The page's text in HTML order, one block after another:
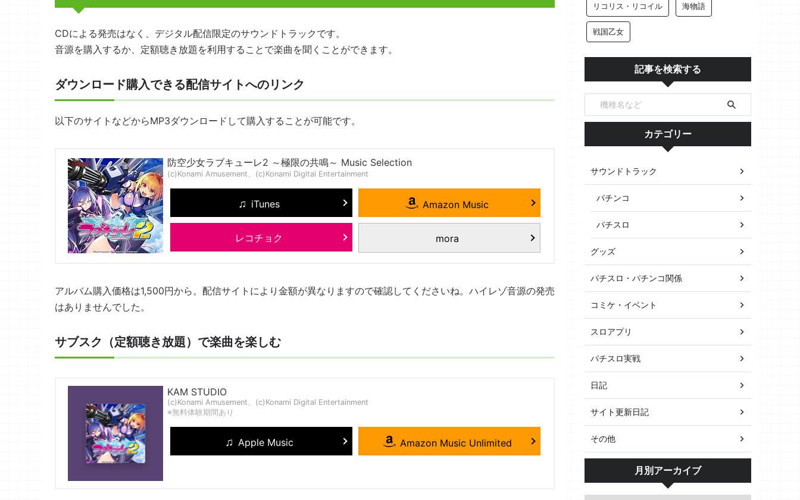
CDによる発売はなく、デジタル配信限定のサウンドトラックです。
音源を購入するか、定額聴き放題を利用することで楽曲を聞くことができます。
ダウンロード購入できる配信サイトへのリンク
以下のサイトなどからMP3ダウンロードして購入することが可能です。
防空少女ラブキューレ2 ～極限の共鳴～ Music Selection
(c)Konami Amusement、(c)Konami Digital Entertainment
iTunes Amazon Music
レコチョク mora
アルバム購入価格は1,500円から。配信サイトにより金額が異なりますので確認してくださいね。ハイレゾ音源の発売
はありませんでした。
サブスク（定額聴き放題）で楽曲を楽しむ
KAM STUDIO
(c)Konami Amusement、(c)Konami Digital Entertainment
※無料体験期間あり
Apple Music Amazon Music Unlimited
リコリス・リコイル 海物語
戦国乙女
記事を検索する
カテゴリー
サウンドトラック
パチンコ
パチスロ
グッズ
パチスロ・パチンコ関係
コミケ・イベント
スロアプリ
パチスロ実戦
日記
サイト更新日記
その他
月別アーカイブ